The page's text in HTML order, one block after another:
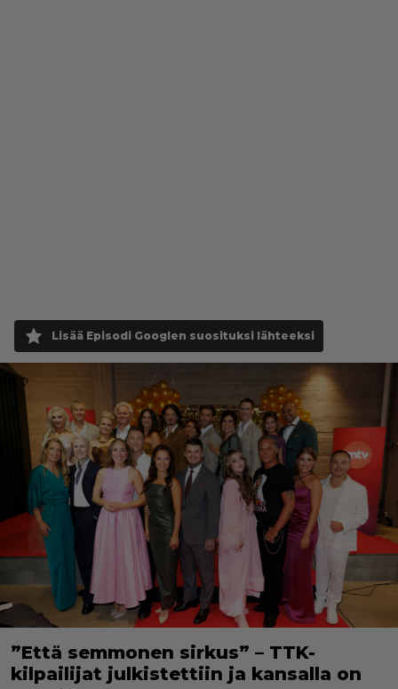
Lisää Episodi Googlen suosituksi lähteeksi
”Että semmonen sirkus” – TTK-
kilpailijat julkistettiin ja kansalla on